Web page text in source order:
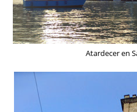
Atardecer en